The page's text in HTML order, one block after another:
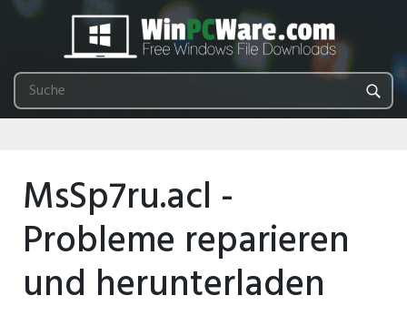
MsSp7ru.acl -
Probleme reparieren
und herunterladen